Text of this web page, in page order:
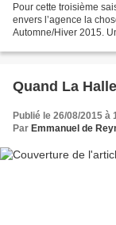
Pour cette troisième
envers l’agence la
Automne/Hiver 2015.
Quand La
Publié le 26/08/2015 à
Par Emmanuel de